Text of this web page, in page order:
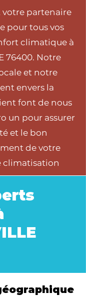
votre partenaire
pour tous vos
climatique à
76400. Notre
et notre
envers la
font de nous
un pour assurer
et le bon
de votre
climatisation